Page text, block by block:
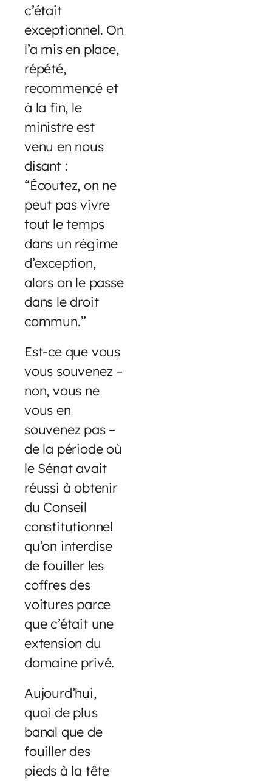
c’était
exceptionnel. On
l’a mis en place,
répété,
recommencé et
à la fin, le
ministre est
venu en nous
disant :
“Écoutez, on ne
peut pas vivre
tout le temps
dans un régime
d’exception,
alors on le passe
dans le droit
commun.”
Est-ce que vous
vous souvenez –
non, vous ne
vous en
souvenez pas –
de la période où
le Sénat avait
réussi à obtenir
du Conseil
constitutionnel
qu’on interdise
de fouiller les
coffres des
voitures parce
que c’était une
extension du
domaine privé.
Aujourd’hui,
quoi de plus
banal que de
fouiller des
pieds à la tête